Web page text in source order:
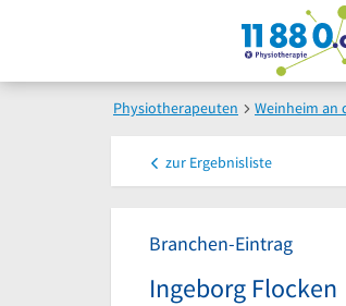
Physiotherapeuten Weinheim an
zur Ergebnisliste
Branchen-Eintrag
Ingeborg Flocken